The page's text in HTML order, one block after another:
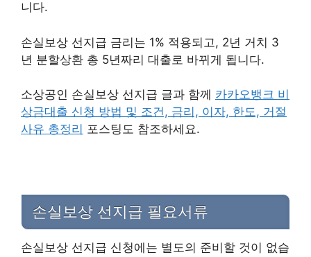
니다.
손실보상 선지급 금리는 1% 적용되고, 2년 거치 3
년 분할상환 총 5년짜리 대출로 바뀌게 됩니다.
소상공인 손실보상 선지급 글과 함께 카카오뱅크 비
상금대출 신청 방법 및 조건, 금리, 이자, 한도, 거절
사유 총정리 포스팅도 참조하세요.
손실보상 선지급 필요서류
손실보상 선지급 신청에는 별도의 준비할 것이 없습